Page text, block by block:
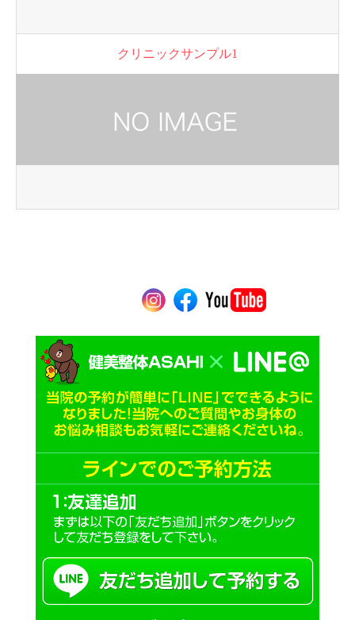
クリニックサンプル1